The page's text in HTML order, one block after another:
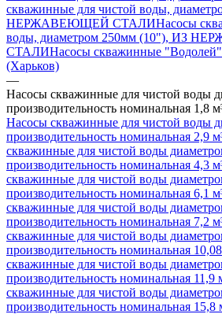
скважинные для чистой воды,
НЕРЖАВЕЮЩЕЙ СТАЛИНасосы
воды, диаметром 250мм (10"), ИЗ
СТАЛИНасосы скважинные
(Харьков)
—
Насосы скважинные для чистой воды
производительность номинальная 1,8
Насосы скважинные для чистой воды
производительность номинальная 2,9
скважинные для чистой воды
производительность номинальная 4,3
скважинные для чистой воды
производительность номинальная 6,1
скважинные для чистой воды
производительность номинальная 7,2
скважинные для чистой воды
производительность номинальная
скважинные для чистой воды
производительность номинальная 11,9
скважинные для чистой воды
производительность номинальная 15,8